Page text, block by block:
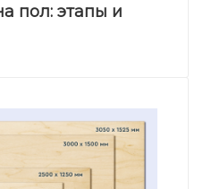
пол: этапы и